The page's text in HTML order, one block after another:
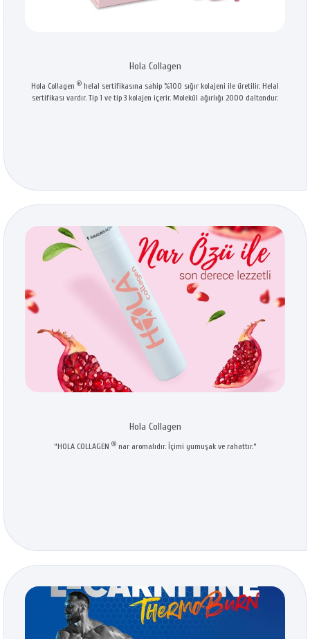
Hola Collagen
Hola Collagen ® helal sertifikasına sahip %100 sığır kolajeni ile üretilir. Helal
sertifikası vardır. Tip 1 ve tip 3 kolajen içerir. Molekül ağırlığı 2000 daltondur.
Hola Collagen
“HOLA COLLAGEN ®nar aromalıdır. İçimi yumuşak ve rahattır.”